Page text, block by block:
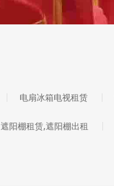
电扇冰箱电视租赁
遮阳棚租赁,遮阳棚出租